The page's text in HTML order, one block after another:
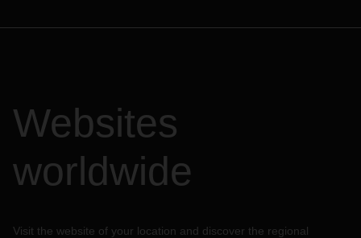
Websites
worldwide
Visit the website of your location and discover the regional